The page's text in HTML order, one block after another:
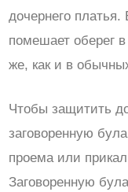
дочернего
помешает оберег
же, как и в
Чтобы защитить
заговоренную
проема или
Заговоренную